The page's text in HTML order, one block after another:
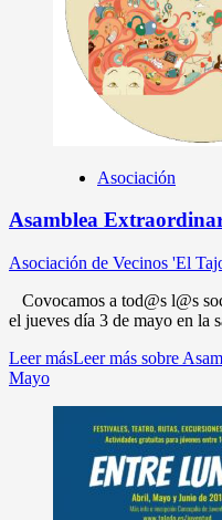
Asociación
Asamblea
Asociación de Vecinos 'El
Covocamos a tod@s l@s
el jueves día 3 de mayo en la
Leer másLeer más sobre
Mayo